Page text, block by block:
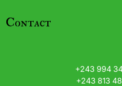
Contact
+243 994
+243 813